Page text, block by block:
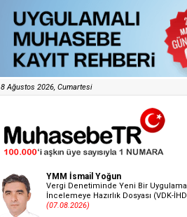
8 Ağustos 2026, Cumartesi
YMM İsmail Yoğun
Vergi Denetiminde Yeni Bir
İncelemeye Hazırlık Dosyası (VDK-
(07.08.2026)